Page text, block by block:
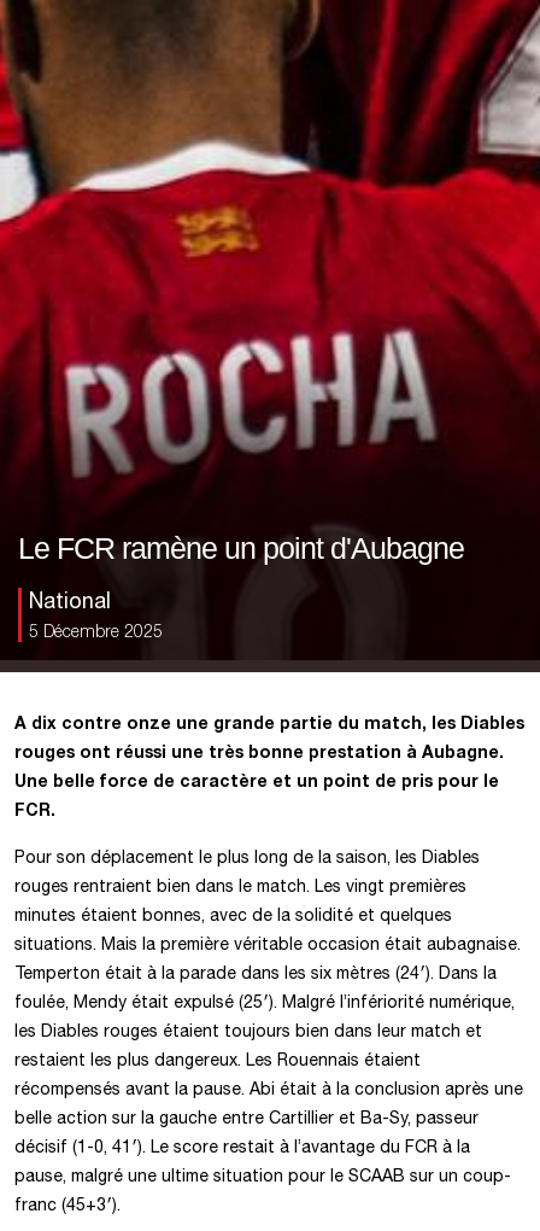
Le FCR ramène un point d'Aubagne
National
5 Décembre 2025
A dix contre onze une grande partie du match, les Diables
rouges ont réussi une très bonne prestation à Aubagne.
Une belle force de caractère et un point de pris pour le
FCR.
Pour son déplacement le plus long de la saison, les Diables
rouges rentraient bien dans le match. Les vingt premières
minutes étaient bonnes, avec de la solidité et quelques
situations. Mais la première véritable occasion était aubagnaise.
Temperton était à la parade dans les six mètres (24′). Dans la
foulée, Mendy était expulsé (25′). Malgré l’infériorité numérique,
les Diables rouges étaient toujours bien dans leur match et
restaient les plus dangereux. Les Rouennais étaient
récompensés avant la pause. Abi était à la conclusion après une
belle action sur la gauche entre Cartillier et Ba-Sy, passeur
décisif (1-0, 41′). Le score restait à l’avantage du FCR à la
pause, malgré une ultime situation pour le SCAAB sur un coup-
franc (45+3′).